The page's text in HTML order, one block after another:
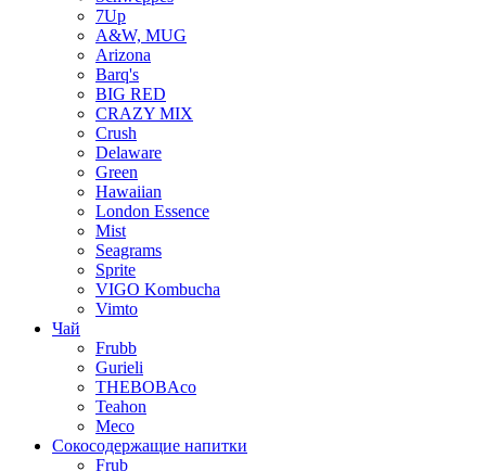
7Up
A&W, MUG
Arizona
Barq's
BIG RED
CRAZY MIX
Crush
Delaware
Green
Hawaiian
London Essence
Mist
Seagrams
Sprite
VIGO Kombucha
Vimto
Чай
Frubb
Gurieli
THEBOBAco
Teahon
Meco
Сокосодержащие напитки
Frub